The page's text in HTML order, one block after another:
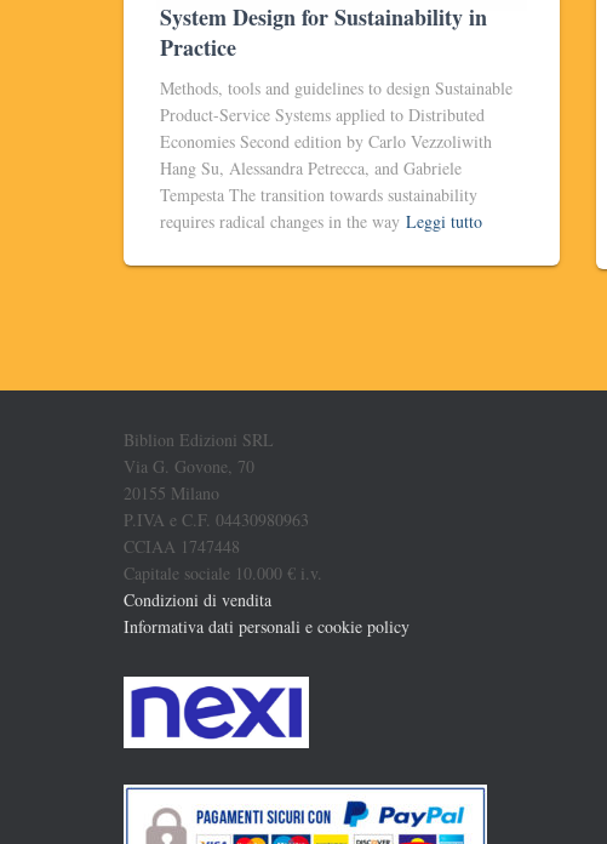
System Design for Sustainability in
Practice
Methods, tools and guidelines to design Sustainable
Product-Service Systems applied to Distributed
Economies Second edition by Carlo Vezzoliwith
Hang Su, Alessandra Petrecca, and Gabriele
Tempesta The transition towards sustainability
requires radical changes in the way Leggi tutto
Biblion Edizioni SRL
Via G. Govone, 70
20155 Milano
P.IVA e C.F. 04430980963
CCIAA 1747448
Capitale sociale 10.000 € i.v.
Condizioni di vendita
Informativa dati personali e cookie policy